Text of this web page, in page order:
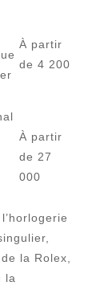
À partir
de 4 200
À partir
de 27
000
la Rolex,
la